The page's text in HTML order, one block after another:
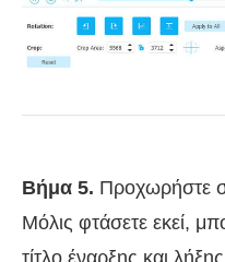
Βήμα 5. Προχωρήστε
Μόλις φτάσετε εκεί,